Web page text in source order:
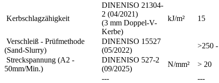
Kerbschlagzähigkeit
DINENISO 21304-
2 (04/2021)
(3 mm Doppel-V-
Kerbe)
kJ/m² 15
Verschleiß - Prüfmethode
(Sand-Slurry)
DINENISO 15527
(05/2022)
>250
Streckspannung (A2 -
50mm/Min.)
DINENISO 527-2
(09/2025)
N/mm²
> 20
---
---